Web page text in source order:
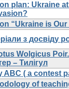
plan: Ukraine
“Ukraine is
з досвіду
Wolgicus
– Тилігул
ABC ( a contest
of